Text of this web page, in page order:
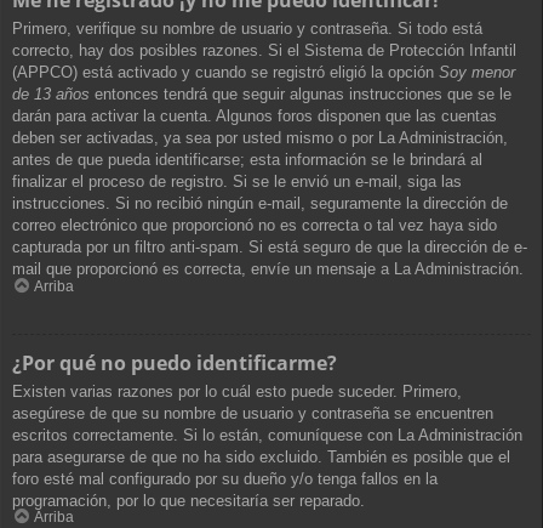
Primero, verifique su nombre de usuario y contraseña. Si todo está
correcto, hay dos posibles razones. Si el Sistema de Protección Infantil
(APPCO) está activado y cuando se registró eligió la opción Soy menor
de 13 años entonces tendrá que seguir algunas instrucciones que se le
darán para activar la cuenta. Algunos foros disponen que las cuentas
deben ser activadas, ya sea por usted mismo o por La Administración,
antes de que pueda identificarse; esta información se le brindará al
finalizar el proceso de registro. Si se le envió un e-mail, siga las
instrucciones. Si no recibió ningún e-mail, seguramente la dirección de
correo electrónico que proporcionó no es correcta o tal vez haya sido
capturada por un filtro anti-spam. Si está seguro de que la dirección de e-
mail que proporcionó es correcta, envíe un mensaje a La Administración.
Arriba
¿Por qué no puedo identificarme?
Existen varias razones por lo cuál esto puede suceder. Primero,
asegúrese de que su nombre de usuario y contraseña se encuentren
escritos correctamente. Si lo están, comuníquese con La Administración
para asegurarse de que no ha sido excluido. También es posible que el
foro esté mal configurado por su dueño y/o tenga fallos en la
programación, por lo que necesitaría ser reparado.
Arriba